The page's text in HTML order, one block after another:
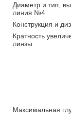
Диаметр и тип,
линия №4
Конструкция и
Кратность
линзы
Максимальная